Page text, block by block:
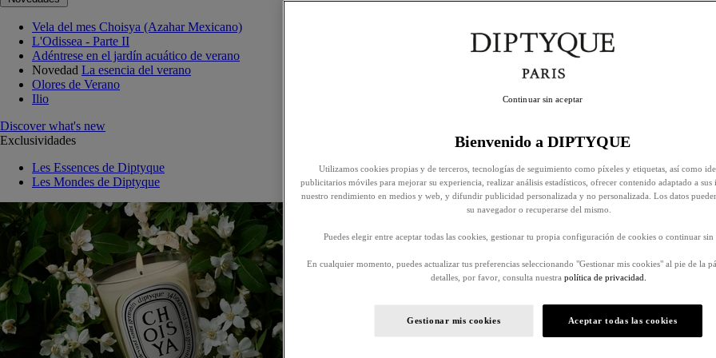
Vela del mes Choisya (Azahar Mexicano)
L'Odissea - Parte II
Adéntrese en el jardín acuático de verano
Novedad La esencia del verano
Olores de Verano
Ilio
Discover what's new
Exclusividades
Les Essences de Diptyque
Les Mondes de Diptyque
Bienvenido a DIPTYQUE
Utilizamos cookies propias y de terceros, tecnologías de seguimiento como píxeles y etiquetas, así como
publicitarios móviles para mejorar su experiencia, realizar análisis estadísticos, ofrecer contenido adaptado a sus
nuestro rendimiento en medios y web, y difundir publicidad personalizada y no personalizada. Los datos
su navegador o recuperarse del mismo.
Puedes elegir entre aceptar todas las cookies, gestionar tu propia configuración de cookies o continuar sin
En cualquier momento, puedes actualizar tus preferencias seleccionando "Gestionar mis cookies" al pie de la
detalles, por favor, consulta nuestra política de privacidad.
Gestionar mis cookies Aceptar todas las cookies
Continuar sin aceptar